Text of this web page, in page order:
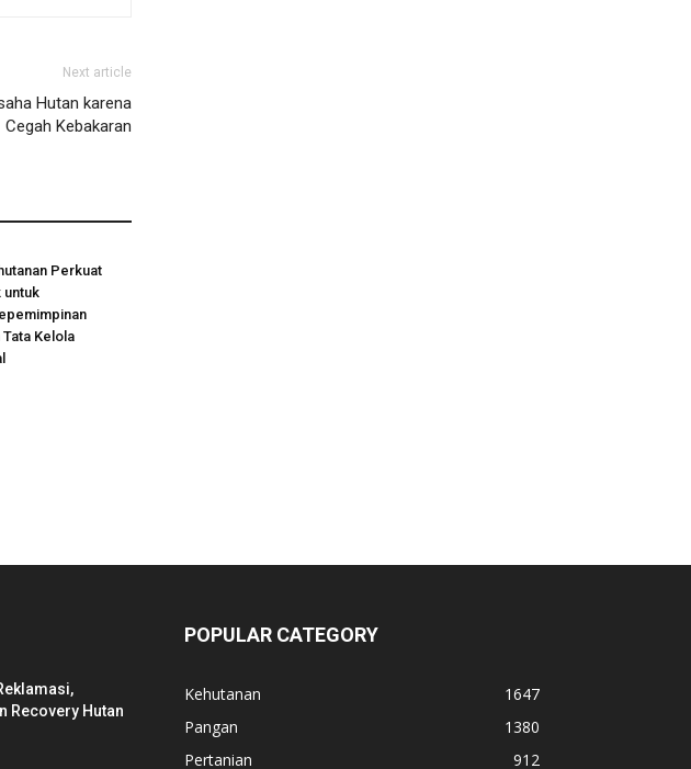
Next article
Hutan karena
Cegah Kebakaran
Perkuat
untuk
Kelola
Recovery Hutan
POPULAR CATEGORY
Kehutanan
1647
Pangan
1380
Pertanian
912